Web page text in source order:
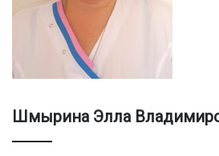
Шмырина Элла